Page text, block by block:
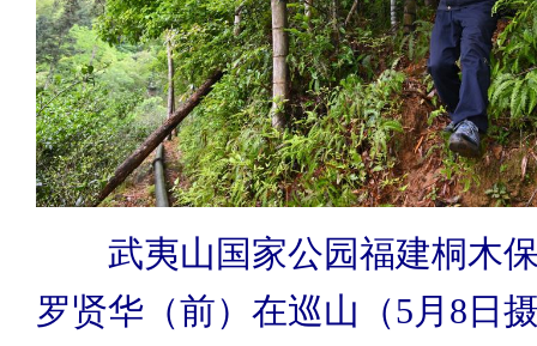
武夷山国家公园福建桐木保
罗贤华（前）在巡山（5月8日